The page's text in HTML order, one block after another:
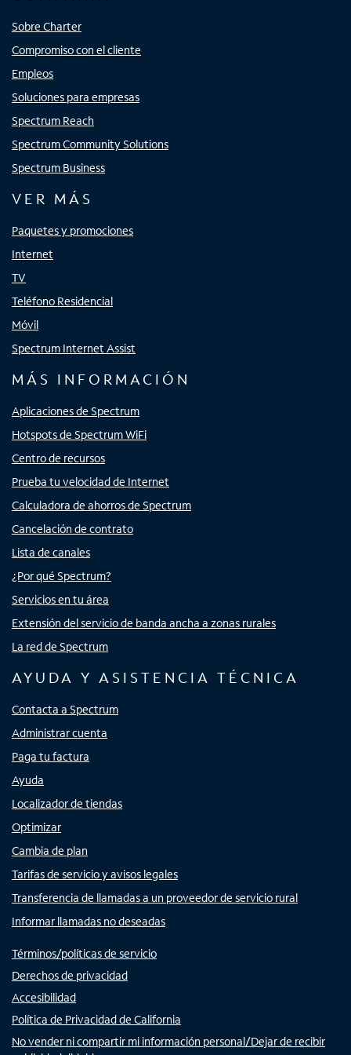
Sobre Charter
Compromiso con el cliente
Empleos
Soluciones para empresas
Spectrum Reach
Spectrum Community Solutions
Spectrum Business
VER MÁS
Paquetes y promociones
Internet
TV
Teléfono Residencial
Móvil
Spectrum Internet Assist
MÁS INFORMACIÓN
Aplicaciones de Spectrum
Hotspots de Spectrum WiFi
Centro de recursos
Prueba tu velocidad de Internet
Calculadora de ahorros de Spectrum
Cancelación de contrato
Lista de canales
¿Por qué Spectrum?
Servicios en tu área
Extensión del servicio de banda ancha a zonas rurales
La red de Spectrum
AYUDA Y ASISTENCIA TÉCNICA
Contacta a Spectrum
Administrar cuenta
Paga tu factura
Ayuda
Localizador de tiendas
Optimizar
Cambia de plan
Tarifas de servicio y avisos legales
Transferencia de llamadas a un proveedor de servicio rural
Informar llamadas no deseadas
Términos/políticas de servicio
Derechos de privacidad
Accesibilidad
Política de Privacidad de California
No vender ni compartir mi información personal/Dejar de recibir